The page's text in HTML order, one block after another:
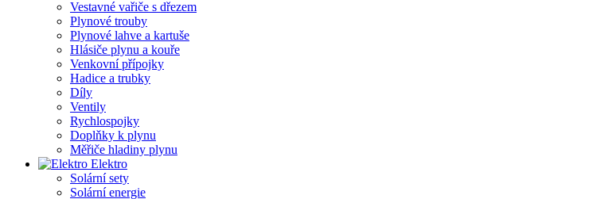
Vestavné vařiče s dřezem
Plynové trouby
Plynové lahve a kartuše
Hlásiče plynu a kouře
Venkovní přípojky
Hadice a trubky
Díly
Ventily
Rychlospojky
Doplňky k plynu
Měřiče hladiny plynu
Elektro
Solární sety
Solární energie